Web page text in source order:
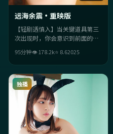
远海余震·重映版
【轻剧透慎入】当关键道具第三
次出现时，你会意识到前面的
足，二刷能捡到更多信号。
95分钟👁178.2k⭐ 8.62025
独播